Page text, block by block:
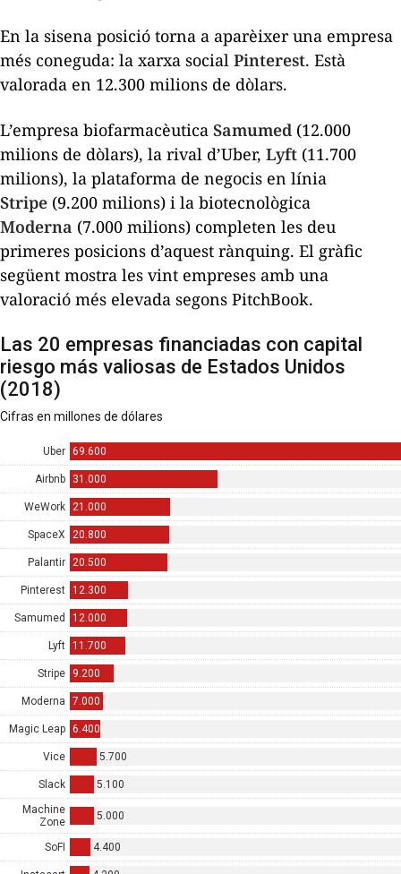
En la sisena posició torna a aparèixer una empresa
més coneguda: la xarxa social Pinterest. Està
valorada en 12.300 milions de dòlars.
L’empresa biofarmacèutica Samumed (12.000
milions de dòlars), la rival d’Uber, Lyft (11.700
milions), la plataforma de negocis en línia
Stripe (9.200 milions) i la biotecnològica
Moderna (7.000 milions) completen les deu
primeres posicions d’aquest rànquing. El gràfic
següent mostra les vint empreses amb una
valoració més elevada segons PitchBook.